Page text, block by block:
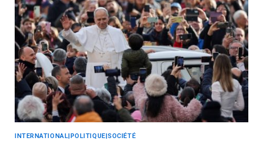
INTERNATIONAL|POLITIQUE|SOCIÉTÉ